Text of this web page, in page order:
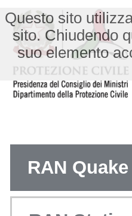
Questo sito
sito. Chiudendo
suo elemento
RAN